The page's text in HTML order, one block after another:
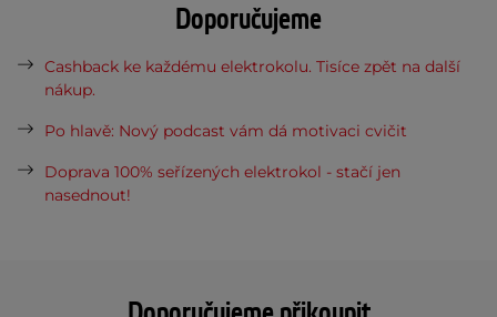
Doporučujeme
Cashback ke každému elektrokolu. Tisíce zpět na další
nákup.
Po hlavě: Nový podcast vám dá motivaci cvičit
Doprava 100% seřízených elektrokol - stačí jen
nasednout!